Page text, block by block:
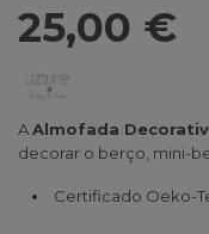
25,00 €
AAlmofada
decorar o berço, mini-
Certificado Oeko-